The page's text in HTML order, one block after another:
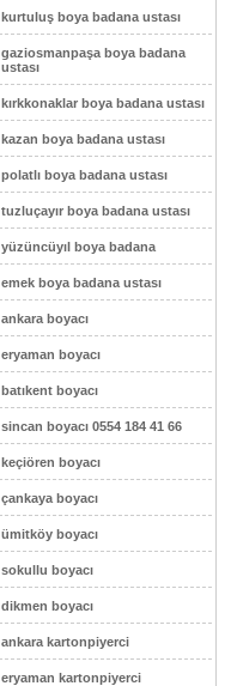
kurtuluş boya badana ustası
gaziosmanpaşa boya badana
ustası
kırkkonaklar boya badana ustası
kazan boya badana ustası
polatlı boya badana ustası
tuzluçayır boya badana ustası
yüzüncüyıl boya badana
emek boya badana ustası
ankara boyacı
eryaman boyacı
batıkent boyacı
sincan boyacı 0554 184 41 66
keçiören boyacı
çankaya boyacı
ümitköy boyacı
sokullu boyacı
dikmen boyacı
ankara kartonpiyerci
eryaman kartonpiyerci